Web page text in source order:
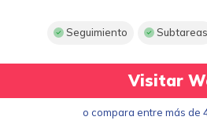
Seguimiento Subtareas
Visitar
o compara entre más de